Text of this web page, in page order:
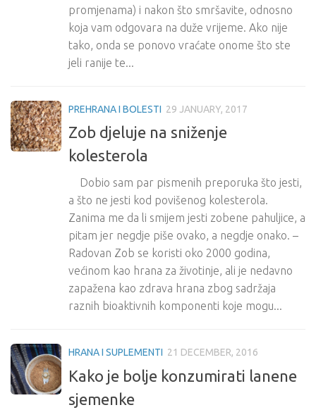
promjenama) i nakon što smršavite, odnosno
koja vam odgovara na duže vrijeme. Ako nije
tako, onda se ponovo vraćate onome što ste
jeli ranije te...
PREHRANA I BOLESTI 29 JANUARY, 2017
Zob djeluje na sniženje
kolesterola
Dobio sam par pismenih preporuka što jesti,
a što ne jesti kod povišenog kolesterola.
Zanima me da li smijem jesti zobene pahuljice, a
pitam jer negdje piše ovako, a negdje onako. –
Radovan Zob se koristi oko 2000 godina,
većinom kao hrana za životinje, ali je nedavno
zapažena kao zdrava hrana zbog sadržaja
raznih bioaktivnih komponenti koje mogu...
HRANA I SUPLEMENTI 21 DECEMBER, 2016
Kako je bolje konzumirati lanene
sjemenke